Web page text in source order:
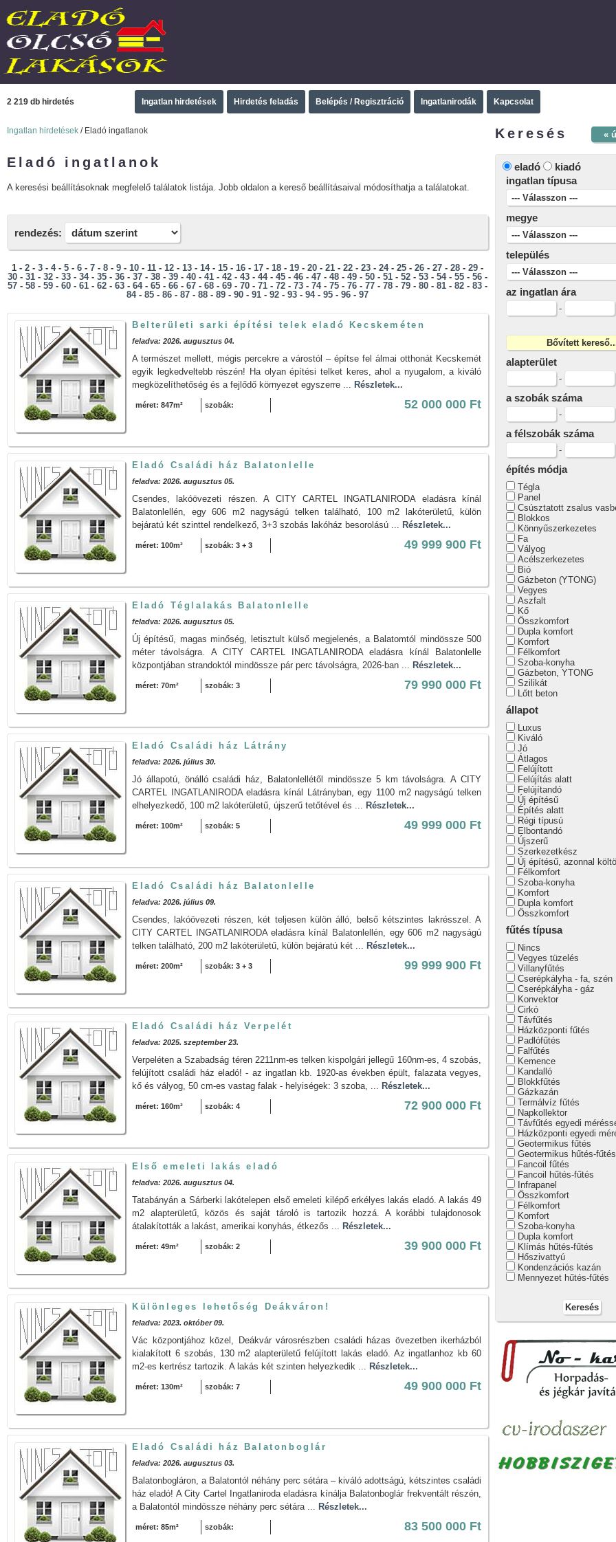
2 219 db hirdetés Ingatlan hirdetések Hirdetés feladás Belépés / Regisztráció Ingatlanirodák Kapcsolat
«
Keresés
eladó
kiadó
ingatlan típusa
megye
település
az ingatlan ára
-
alapterület
-
a szobák száma
-
a félszobák száma
-
építés módja
Tégla
Panel
Csúsztatott zsalus
Blokkos
Könnyűszerkezetes
Fa
Vályog
Acélszerkezetes
Bió
Gázbeton (YTONG)
Vegyes
Aszfalt
Kő
Összkomfort
Dupla komfort
Komfort
Félkomfort
Szoba-konyha
Gázbeton, YTONG
Szilikát
Lőtt beton
állapot
Luxus
Kiváló
Jó
Átlagos
Felújított
Felújítás alatt
Felújítandó
Új építésű
Építés alatt
Régi típusú
Elbontandó
Újszerű
Szerkezetkész
Új építésű, azonnal
Félkomfort
Szoba-konyha
Komfort
Dupla komfort
Összkomfort
fűtés típusa
Nincs
Vegyes tüzelés
Villanyfűtés
Cserépkályha - fa, szén
Cserépkályha - gáz
Konvektor
Cirkó
Távfűtés
Házközponti fűtés
Padlófűtés
Falfűtés
Kemence
Kandalló
Blokkfűtés
Gázkazán
Termálvíz fűtés
Napkollektor
Távfűtés egyedi
Házközponti egyedi
Geotermikus fűtés
Geotermikus hűtés-fűtés
Fancoil fűtés
Fancoil hűtés-fűtés
Infrapanel
Összkomfort
Félkomfort
Komfort
Szoba-konyha
Dupla komfort
Klímás hűtés-fűtés
Hőszivattyú
Kondenzációs kazán
Mennyezet hűtés-fűtés
Ingatlan hirdetések / Eladó ingatlanok
Eladó ingatlanok
A keresési beállításoknak megfelelő találatok listája. Jobb oldalon a kereső beállításaival módosíthatja a találatokat.
rendezés:
1 - 2 - 3 - 4- 5 - 6 - 7 - 8 - 9 - 10 - 11 - 12 - 13 - 14- 15 - 16 - 17 - 18 - 19 - 20 - 21 - 22 - 23 - 24- 25 - 26 - 27 - 28 - 29 -
30 - 31 - 32 - 33 - 34- 35 - 36 - 37 - 38 - 39 - 40 - 41 - 42 - 43 - 44- 45 - 46 - 47 - 48 - 49 - 50 - 51 - 52 - 53 - 54- 55 - 56 -
57 - 58 - 59 - 60 - 61 - 62 - 63 - 64- 65 - 66 - 67 - 68 - 69 - 70 - 71 - 72 - 73 - 74- 75 - 76 - 77 - 78 - 79 - 80 - 81 - 82 - 83 -
84- 85 - 86 - 87 - 88 - 89 - 90 - 91 - 92 - 93 - 94- 95 - 96 - 97
Belterületi sarki építési telek eladó Kecskeméten
feladva: 2026. augusztus 04.
A természet mellett, mégis percekre a várostól – építse fel álmai otthonát Kecskemét
egyik legkedveltebb részén! Ha olyan építési telket keres, ahol a nyugalom, a kiváló
megközelíthetőség és a fejlődő környezet egyszerre ... Részletek...
méret: 847m² szobák: 52 000 000 Ft
Eladó Családi ház Balatonlelle
feladva: 2026. augusztus 05.
Csendes, lakóövezeti részen. A CITY CARTEL INGATLANIRODA eladásra kínál
Balatonlellén, egy 606 m2 nagyságú telken található, 100 m2 lakóterületű, külön
bejáratú két szinttel rendelkező, 3+3 szobás lakóház besorolású ... Részletek...
méret: 100m² szobák: 3 + 3 49 999 900 Ft
Eladó Téglalakás Balatonlelle
feladva: 2026. augusztus 05.
Új építésű, magas minőség, letisztult külső megjelenés, a Balatomtól mindössze 500
méter távolságra. A CITY CARTEL INGATLANIRODA eladásra kínál Balatonlelle
központjában strandoktól mindössze pár perc távolságra, 2026-ban ... Részletek...
méret: 70m² szobák: 3 79 990 000 Ft
Eladó Családi ház Látrány
feladva: 2026. július 30.
Jó állapotú, önálló családi ház, Balatonlellétől mindössze 5 km távolságra. A CITY
CARTEL INGATLANIRODA eladásra kínál Látrányban, egy 1100 m2 nagyságú telken
elhelyezkedő, 100 m2 lakóterületű, újszerű tetőtével és ... Részletek...
méret: 100m² szobák: 5 49 999 000 Ft
Eladó Családi ház Balatonlelle
feladva: 2026. július 09.
Csendes, lakóövezeti részen, két teljesen külön álló, belső kétszintes lakrésszel. A
CITY CARTEL INGATLANIRODA eladásra kínál Balatonlellén, egy 606 m2 nagyságú
telken található, 200 m2 lakóterületű, külön bejáratú két ... Részletek...
méret: 200m² szobák: 3 + 3 99 999 900 Ft
Eladó Családi ház Verpelét
feladva: 2025. szeptember 23.
Verpeléten a Szabadság téren 2211nm-es telken kispolgári jellegű 160nm-es, 4 szobás,
felújított családi ház eladó! - az ingatlan kb. 1920-as években épült, falazata vegyes,
kő és vályog, 50 cm-es vastag falak - helyiségek: 3 szoba, ... Részletek...
méret: 160m² szobák: 4 72 900 000 Ft
Első emeleti lakás eladó
feladva: 2026. augusztus 04.
Tatabányán a Sárberki lakótelepen első emeleti kilépő erkélyes lakás eladó. A lakás 49
m2 alapterületű, közös és saját tároló is tartozik hozzá. A korábbi tulajdonosok
átalakították a lakást, amerikai konyhás, étkezős ... Részletek...
méret: 49m² szobák: 2 39 900 000 Ft
Különleges lehetőség Deákváron!
feladva: 2023. október 09.
Vác központjához közel, Deákvár városrészben családi házas övezetben ikerházból
kialakított 6 szobás, 130 m2 alapterületű felújított lakás eladó. Az ingatlanhoz kb 60
m2-es kertrész tartozik. A lakás két szinten helyezkedik ... Részletek...
méret: 130m² szobák: 7 49 900 000 Ft
Eladó Családi ház Balatonboglár
feladva: 2026. augusztus 03.
Balatonbogláron, a Balatontól néhány perc sétára – kiváló adottságú, kétszintes családi
ház eladó! A City Cartel Ingatlaniroda eladásra kínálja Balatonboglár frekventált részén,
a Balatontól mindössze néhány perc sétára ... Részletek...
méret: 85m² szobák: 83 500 000 Ft